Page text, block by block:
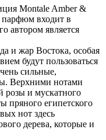
Montale Amber &
парфюм входит в
автором является
и жар Востока, особая
будут пользоваться
сильные,
Верхними нотами
розы и мускатного
пряного египетского
нот здесь
дерева, которые и